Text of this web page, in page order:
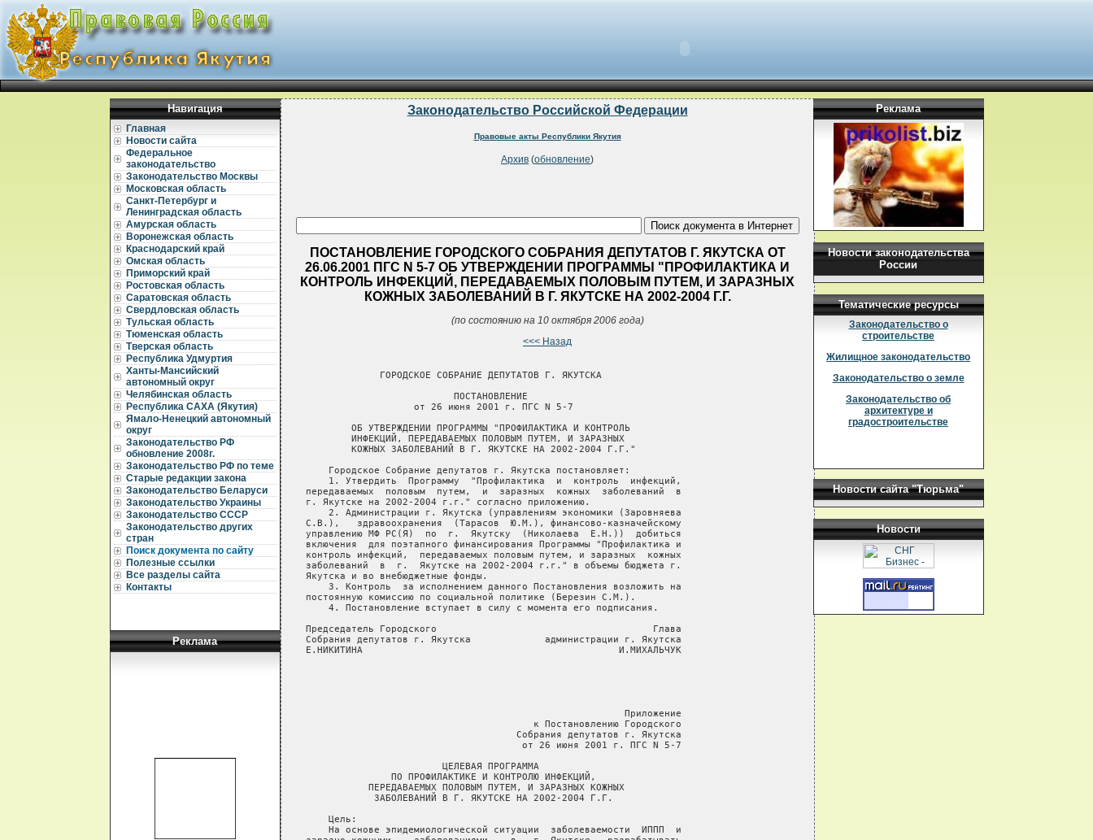
Навигация
Главная
Новости сайта
Федеральное
законодательство
Законодательство Москвы
Московская область
Санкт-Петербург и
Ленинградская область
Амурская область
Воронежская область
Краснодарский край
Омская область
Приморский край
Ростовская область
Саратовская область
Свердловская область
Тульская область
Тюменская область
Тверская область
Республика Удмуртия
Ханты-Мансийский
автономный округ
Челябинская область
Республика САХА (Якутия)
Ямало-Ненецкий автономный
округ
Законодательство РФ
обновление 2008г.
Законодательство РФ по теме
Старые редакции закона
Законодательство Беларуси
Законодательство Украины
Законодательство СССР
Законодательство других
стран
Поиск документа по сайту
Полезные ссылки
Все разделы сайта
Контакты
Реклама
Законодательство Российской Федерации
Правовые акты Республики Якутия
Архив (обновление)
ПОСТАНОВЛЕНИЕ ГОРОДСКОГО СОБРАНИЯ ДЕПУТАТОВ Г. ЯКУТСКА ОТ
26.06.2001 ПГС N 5-7 ОБ УТВЕРЖДЕНИИ ПРОГРАММЫ "ПРОФИЛАКТИКА И
КОНТРОЛЬ ИНФЕКЦИЙ, ПЕРЕДАВАЕМЫХ ПОЛОВЫМ ПУТЕМ, И ЗАРАЗНЫХ
КОЖНЫХ ЗАБОЛЕВАНИЙ В Г. ЯКУТСКЕ НА 2002-2004 Г.Г.
(по состоянию на 10 октября 2006 года)
<<< Назад
Реклама
Новости законодательства
России
Тематические ресурсы
Законодательство о
строительстве
Жилищное законодательство
Законодательство о земле
Законодательство об
архитектуре и
градостроительстве
Новости сайта "Тюрьма"
Новости